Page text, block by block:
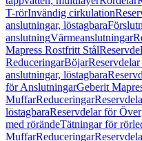
T-rörInvändig cirkulation
anslutningar, löstagbara
anslutningVärmeanslutningar
Mapress Rostfritt Stål
ReduceringarBöjar
anslutningar, löstagbara
för AnslutningarGeberit
MuffarReduceringar
löstagbaraReservdelar för
med rörändeTätningar för
MuffarReduceringar